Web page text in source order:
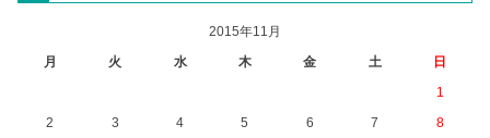
2015年11月
月
火 水 木 金 土
日
1
2
3 4 5 6 7
8